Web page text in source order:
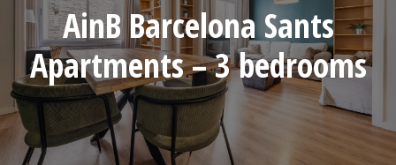
AinB Barcelona Sants
Apartments – 3 bedrooms